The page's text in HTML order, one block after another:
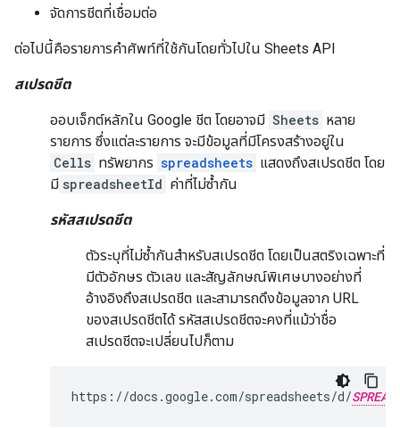
จัดการชีตที่เชื่อมต่อ
ต่อไปนี้คือรายการคำศัพท์ที่ใช้กันโดยทั่วไปใน Sheets API
สเปรดชีต
ออบเจ็กต์หลักใน Google ชีต โดยอาจมี Sheets หลาย
รายการ ซึ่งแต่ละรายการ จะมีข้อมูลที่มีโครงสร้างอยู่ใน
Cells ทรัพยากร spreadsheets แสดงถึงสเปรดชีต โดย
มี spreadsheetId ค่าที่ไม่ซ้ำกัน
รหัสสเปรดชีต
ตัวระบุที่ไม่ซ้ำกันสำหรับสเปรดชีต โดยเป็นสตริงเฉพาะที่
มีตัวอักษร ตัวเลข และสัญลักษณ์พิเศษบางอย่างที่
อ้างอิงถึงสเปรดชีต และสามารถดึงข้อมูลจาก URL
ของสเปรดชีตได้ รหัสสเปรดชีตจะคงที่แม้ว่าชื่อ
สเปรดชีตจะเปลี่ยนไปก็ตาม
https://docs.google.com/spreadsheets/d/